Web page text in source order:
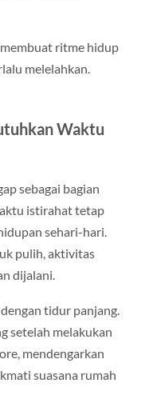
ritme hidup
melelahkan.
Waktu
sebagai bagian
istirahat tetap
sehari-hari.
pulih, aktivitas
dijalani.
tidur panjang.
setelah melakukan
mendengarkan
suasana rumah